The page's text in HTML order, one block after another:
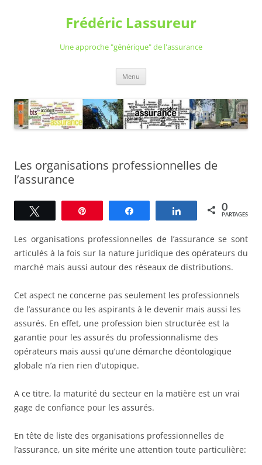
Frédéric Lassureur
Une approche "générique" de l'assurance
Menu
Les organisations professionnelles de
l’assurance
Partagez 0
PARTAGES
Les organisations professionnelles de l’assurance se sont
articulés à la fois sur la nature juridique des opérateurs du
marché mais aussi autour des réseaux de distributions.
Cet aspect ne concerne pas seulement les professionnels
de l’assurance ou les aspirants à le devenir mais aussi les
assurés. En effet, une profession bien structurée est la
garantie pour les assurés du professionnalisme des
opérateurs mais aussi qu’une démarche déontologique
globale n’a rien rien d’utopique.
A ce titre, la maturité du secteur en la matière est un vrai
gage de confiance pour les assurés.
En tête de liste des organisations professionnelles de
l’assurance, un site mérite une attention toute particulière: